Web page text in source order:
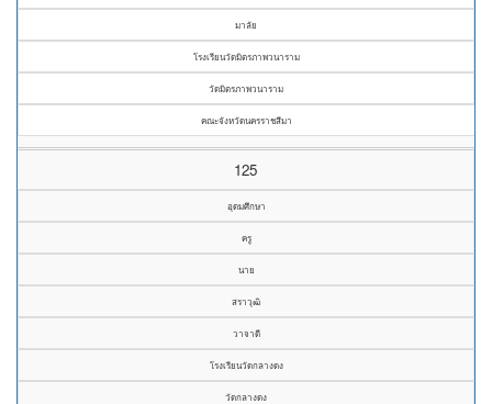
มาลัย
โรงเรียนวัดมิตรภาพวนาราม
วัดมิตรภาพวนาราม
คณะจังหวัดนครราชสีมา
125
อุดมศึกษา
ครู
นาย
สราวุฒิ
วาจาดี
โรงเรียนวัดกลางดง
วัดกลางดง